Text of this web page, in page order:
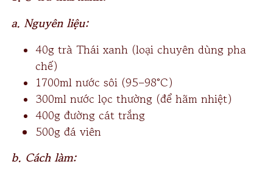
a. Nguyên liệu:
40g trà Thái xanh (loại chuyên dùng pha
chế)
1700ml nước sôi (95–98°C)
300ml nước lọc thường (để hãm nhiệt)
400g đường cát trắng
500g đá viên
b. Cách làm: